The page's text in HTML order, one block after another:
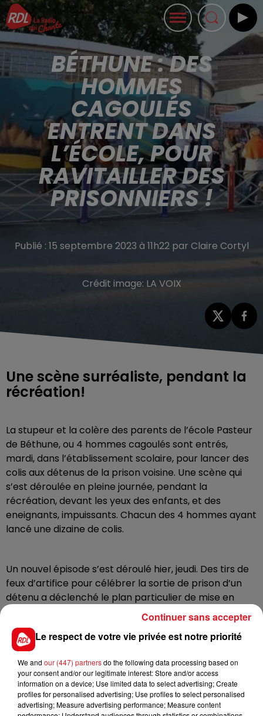
BÉTHUNE : DES
HOMMES
CAGOULÉS
ENTRENT DANS
L’ÉCOLE, POUR
RAVITAILLER DES
PRISONNIERS !
Publié : 15 septembre 2023 à 11h22 par Claire Cortyl
Crédit image: LA VOIX
Une scène surréaliste, pendant la
récréation!
La stupeur et la colère des parents de l’école Pasteur
de Béthune, ou 4 hommes cagoulés sont entrés,
mardi, dans l’établissement scolaire, pour lancer des
colis aux détenus de la prison voisine. Une scène qui
s’est déroulée en pleine journée, pendant la
récréation, devant les yeux des enfants, et des
eneignants, impuissants. Chacun des 4 hommes ayant
lancé une dizaine de colis.
Un nouvel épisode s’est déroulé hier, jeudi. Des tirs de
feux d’artifice pour célébrer la sortie de prison d’un
détenu a déclenché le plan particulier de mise en
sûreté (PPMS), au sein de l’école, uniquement déployé
en cas d’attentat.
Les parents, excédés, ont fait signer une pétition, ce
matin, à l’entrée en classe. Ils réclament, selon nos
confrères de la Voix du Nord, la réalisation immédiate
d'aménagements par les services de l’État. Une
Le respect de votre vie privée est notre priorité
We and our (447) partnersdo the following data processing based on
your consent and/or our legitimate interest: Store and/or access
information on a device; Use limited data to select advertising; Create
profiles for personalised advertising; Use profiles to select personalised
advertising; Measure advertising performance; Measure content
Continuer sans accepter